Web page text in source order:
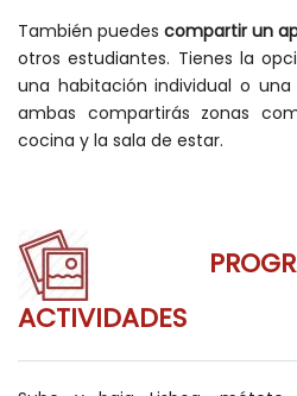
También puedes compartir un
otros estudiantes. Tienes la
una habitación individual o una
ambas compartirás zonas
cocina y la sala de estar.
ACTIVIDADES